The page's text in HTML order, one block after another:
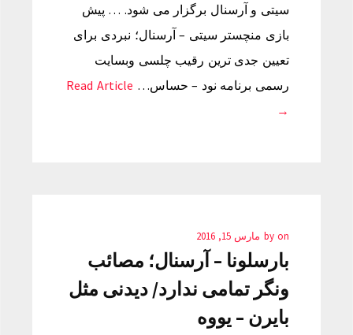
سیتی و آرسنال برگزار می شود. … پیش
بازی منچستر سیتی – آرسنال؛ نبردی برای
تعیین جدی ترین رقیب چلسی وبسایت
رسمی برنامه نود – حساس… Read Article
→
by on مارس 15, 2016
بارسلونا – آرسنال؛ مصائب
ونگر تمامی ندارد/ دیدنی مثل
بایرن – یووه